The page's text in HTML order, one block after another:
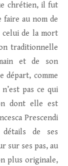
chrétien, il fut
faire au nom de
celui de la mort
traditionnelle
et de son
départ, comme
pas ce qui
dont elle est
Prescendi
de ses
sur ses pas, au
plus originale,